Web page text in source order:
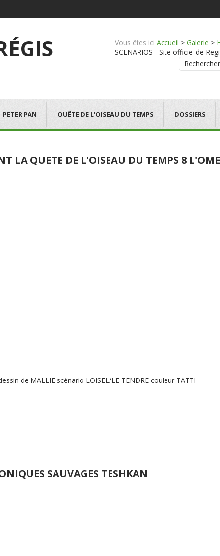
Vous êtes ici Accueil > Galerie >
SCENARIOS - Site officiel de
Rechercher
PETER PAN QUÊTE DE L'OISEAU DU TEMPS DOSSIERS
LA QUETE DE L'OISEAU DU TEMPS 8
de MALLIE scénario LOISEL/LE TENDRE couleur TATTI
SAUVAGES TESHKAN